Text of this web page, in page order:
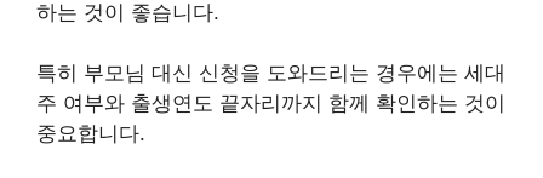
하는 것이 좋습니다.
특히 부모님 대신 신청을 도와드리는 경우에는 세대
주 여부와 출생연도 끝자리까지 함께 확인하는 것이
중요합니다.